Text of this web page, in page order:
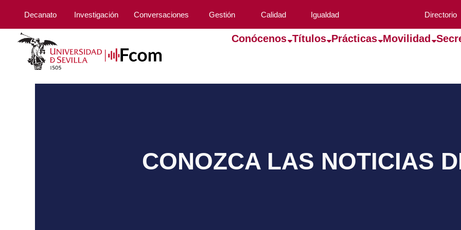
Decanato Investigación Conversaciones Gestión Calidad Igualdad Directorio
Conócenos Títulos Prácticas Movilidad
CONOZCA LAS NOTICIAS